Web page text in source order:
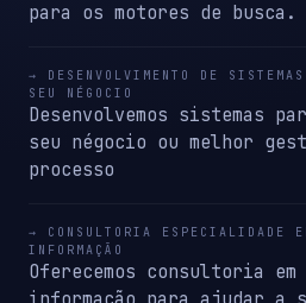
para os motores de busca.
→ DESENVOLVIMENTO DE
SEU NÉGOCIO
Desenvolvemos sistemas
seu négocio ou melhor
processo
→ CONSULTORIA ESPECIALIDADE
INFORMAÇÃO
Oferecemos consultoria